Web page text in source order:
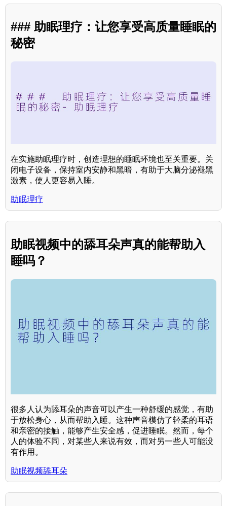
### 助眠理疗：让您享受高质量睡眠的
秘密
在实施助眠理疗时，创造理想的睡眠环境也至关重要。关
闭电子设备，保持室内安静和黑暗，有助于大脑分泌褪黑
激素，使人更容易入睡。
助眠理疗
助眠视频中的舔耳朵声真的能帮助入
睡吗？
很多人认为舔耳朵的声音可以产生一种舒缓的感觉，有助
于放松身心，从而帮助入睡。这种声音模仿了轻柔的耳语
和亲密的接触，能够产生安全感，促进睡眠。然而，每个
人的体验不同，对某些人来说有效，而对另一些人可能没
有作用。
助眠视频舔耳朵